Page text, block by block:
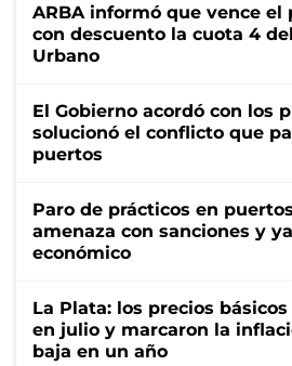
ARBA informó que vence el
con descuento la cuota 4
Urbano
El Gobierno acordó con los
solucionó el conflicto que
puertos
Paro de prácticos en
amenaza con sanciones y
económico
La Plata: los precios
en julio y marcaron la
baja en un año